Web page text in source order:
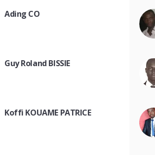
Ading CO
Guy Roland BISSIE
Koffi KOUAME PATRICE